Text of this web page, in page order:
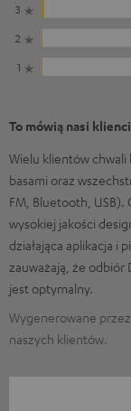
3
2
1
To mówią nasi klienci
Wielu klientów
basami oraz
FM, Bluetooth, USB).
wysokiej jakości
działająca aplikacja i
zauważają, że odbiór
jest optymalny.
Wygenerowane
naszych klientów.